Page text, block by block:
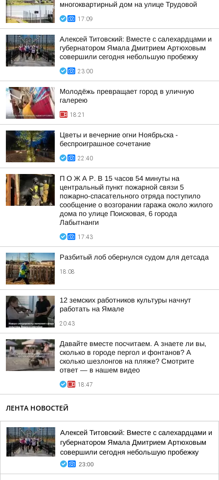
многоквартирный дом на улице Трудовой
17:09
Алексей Титовский: Вместе с салехардцами и
губернатором Ямала Дмитрием Артюховым
совершили сегодня небольшую пробежку
23:00
Молодёжь превращает город в уличную
галерею
18:21
Цветы и вечерние огни Ноябрьска -
беспроиграшное сочетание
22:40
П О Ж А Р. В 15 часов 54 минуты на
центральный пункт пожарной связи 5
пожарно-спасательного отряда поступило
сообщение о возгорании гаража около жилого
дома по улице Поисковая, 6 города
Лабытнанги
17:43
Разбитый лоб обернулся судом для детсада
18:08
12 земских работников культуры начнут
работать на Ямале
20:43
Давайте вместе посчитаем. А знаете ли вы,
сколько в городе пергол и фонтанов? А
сколько шезлонгов на пляже? Смотрите
ответ — в нашем видео
18:47
ЛЕНТА НОВОСТЕЙ
Алексей Титовский: Вместе с салехардцами и
губернатором Ямала Дмитрием Артюховым
совершили сегодня небольшую пробежку
23:00